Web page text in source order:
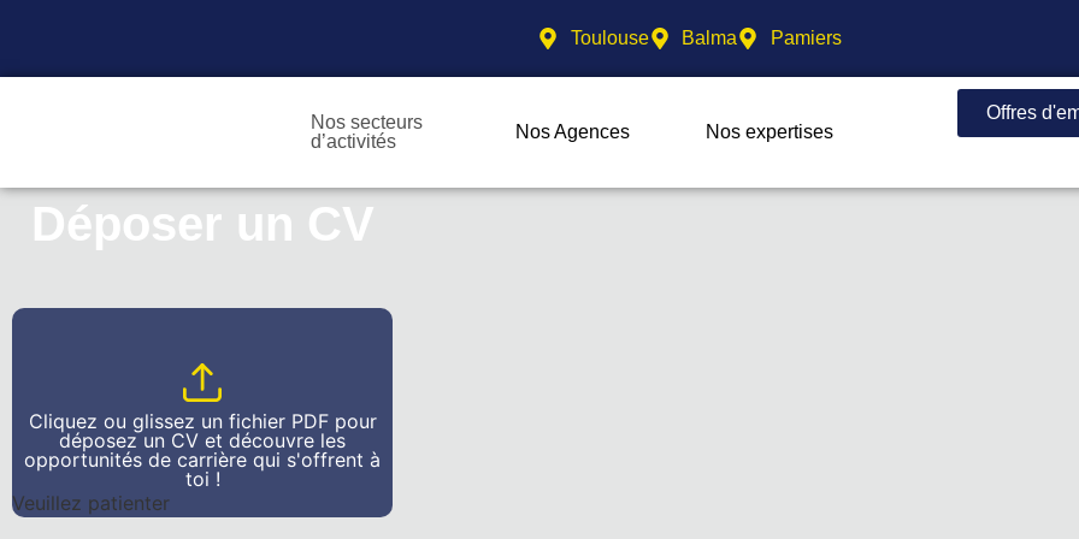
Toulouse Balma Pamiers
Nos secteurs
d’activités
Nos Agences Nos expertises
Offres
Déposer un CV
Cliquez ou glissez un fichier PDF pour
déposez un CV et découvre les
opportunités de carrière qui s'offrent à
toi !
Veuillez patienter